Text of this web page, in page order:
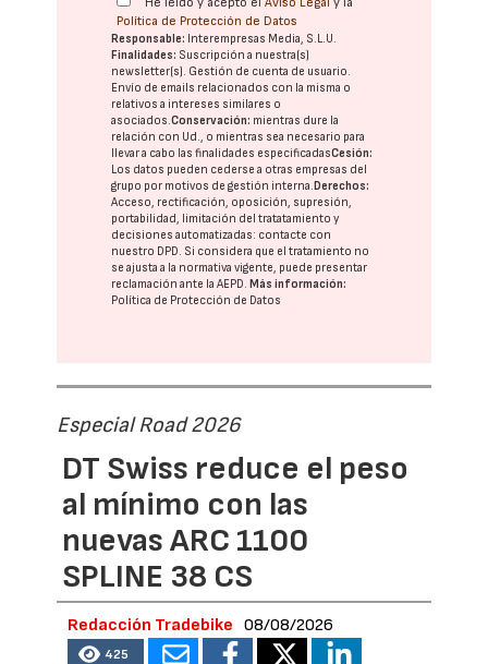
Política de Protección de Datos
Responsable: Interempresas Media, S.L.U.
Finalidades: Suscripción a nuestra(s)
newsletter(s). Gestión de cuenta de usuario.
Envío de emails relacionados con la misma o
relativos a intereses similares o
asociados.Conservación: mientras dure la
relación con Ud., o mientras sea necesario para
llevar a cabo las finalidades especificadasCesión:
Los datos pueden cederse a otras empresas del
grupo por motivos de gestión interna.Derechos:
Acceso, rectificación, oposición, supresión,
portabilidad, limitación del tratatamiento y
decisiones automatizadas: contacte con
nuestro DPD. Si considera que el tratamiento no
se ajusta a la normativa vigente, puede presentar
reclamación ante laAEPD.Más información:
Política de Protección de Datos
Especial Road 2026
DT Swiss reduce el peso
al mínimo con las
nuevas ARC 1100
SPLINE 38 CS
Redacción Tradebike 08/08/2026
425